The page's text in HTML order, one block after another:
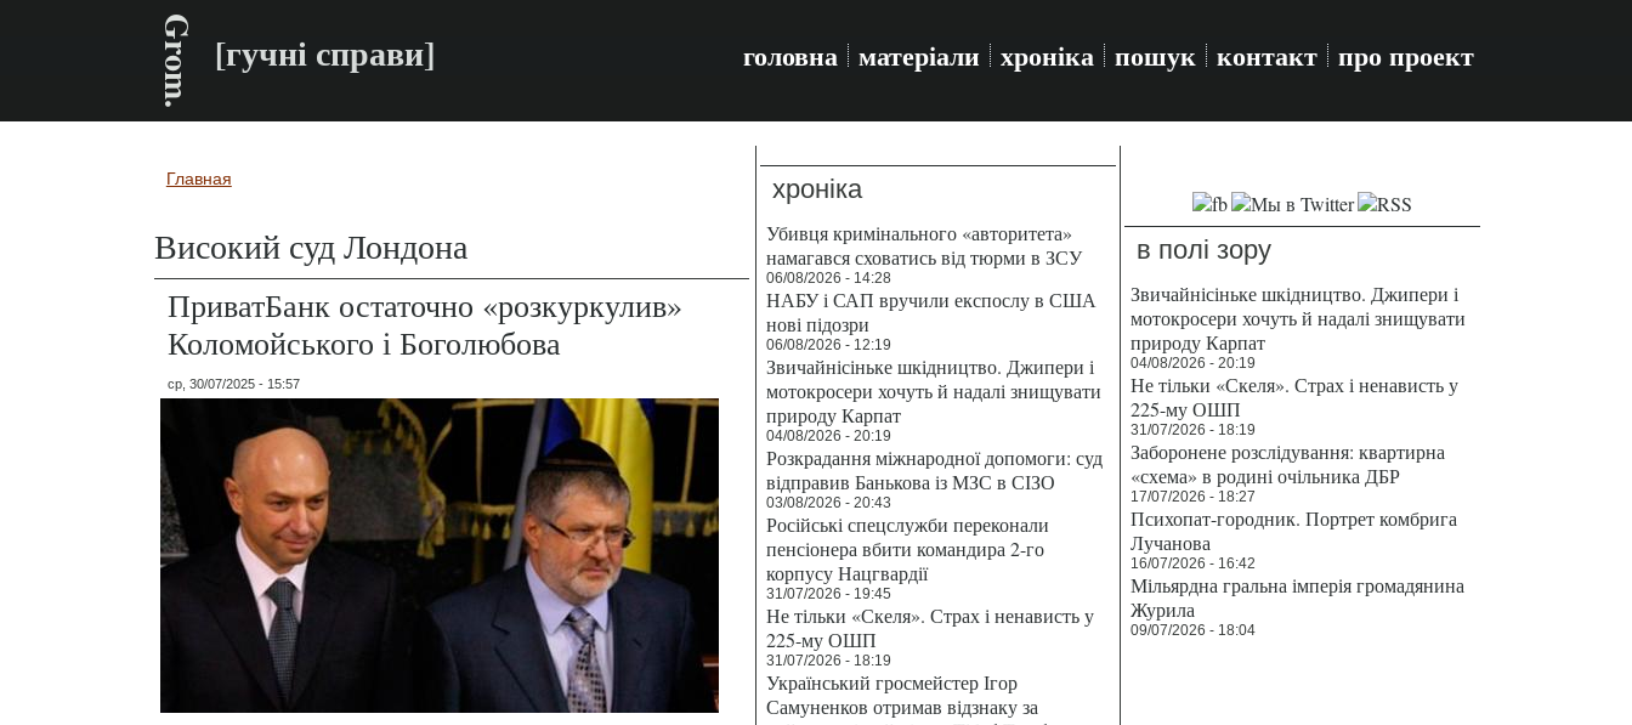
Grom. [гучні справи] головна матеріали хроніка пошук контакт про проект
Вы здесь
Главная
Високий суд Лондона
ПриватБанк остаточно «розкуркулив»
Коломойського і Боголюбова
ср, 30/07/2025 - 15:57
хроніка
Убивця кримінального «авторитета»
намагався сховатись від тюрми в ЗСУ
06/08/2026 - 14:28
НАБУ і САП вручили експослу в США
нові підозри
06/08/2026 - 12:19
Звичайнісіньке шкідництво. Джипери і
мотокросери хочуть й надалі знищувати
природу Карпат
04/08/2026 - 20:19
Розкрадання міжнародної допомоги: суд
відправив Банькова із МЗС в СІЗО
03/08/2026 - 20:43
Російські спецслужби переконали
пенсіонера вбити командира 2-го
корпусу Нацгвардії
31/07/2026 - 19:45
Не тільки «Скеля». Страх і ненависть у
225-му ОШП
31/07/2026 - 18:19
Український гросмейстер Ігор
Самуненков отримав відзнаку за
в полі зору
Звичайнісіньке шкідництво. Джипери і
мотокросери хочуть й надалі знищувати
природу Карпат
04/08/2026 - 20:19
Не тільки «Скеля». Страх і ненависть у
225-му ОШП
31/07/2026 - 18:19
Заборонене розслідування: квартирна
«схема» в родині очільника ДБР
17/07/2026 - 18:27
Психопат-городник. Портрет комбрига
Лучанова
16/07/2026 - 16:42
Мільярдна гральна імперія громадянина
Журила
09/07/2026 - 18:04